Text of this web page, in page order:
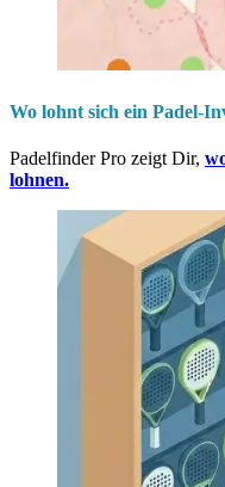
Wo lohnt sich ein Padel-
Padelfinder Pro zeigt Dir,
lohnen.